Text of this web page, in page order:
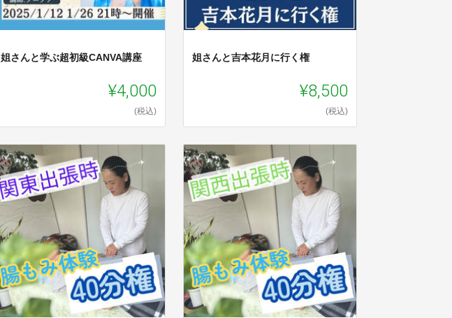
姐さんと学ぶ超初級CANVA講座
¥4,000
(税込)
姐さんと吉本花月に行く権
¥8,500
(税込)